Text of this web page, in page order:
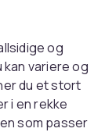
og
variere og
du et stort
i en rekke
som passer